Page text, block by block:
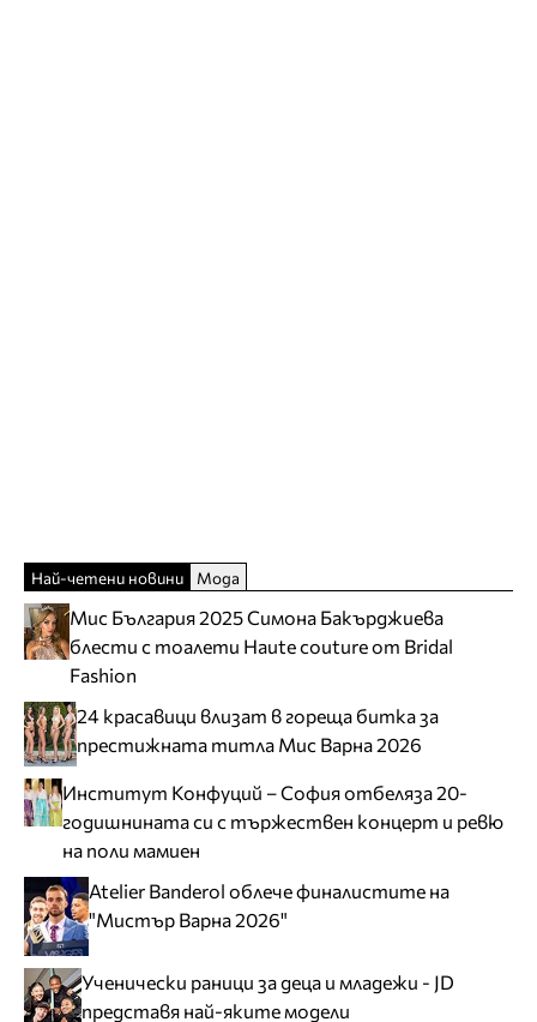
Най-четени новини Мода
Мис България 2025 Симона Бакърджиева
блести с тоалети Haute couture от Bridal
Fashion
24 красавици влизат в гореща битка за
престижната титла Мис Варна 2026
Институт Конфуций – София отбеляза 20-
годишнината си с тържествен концерт и ревю
на поли мамиен
Atelier Banderol облече финалистите на
"Мистър Варна 2026"
Ученически раници за деца и младежи - JD
представя най-яките модели